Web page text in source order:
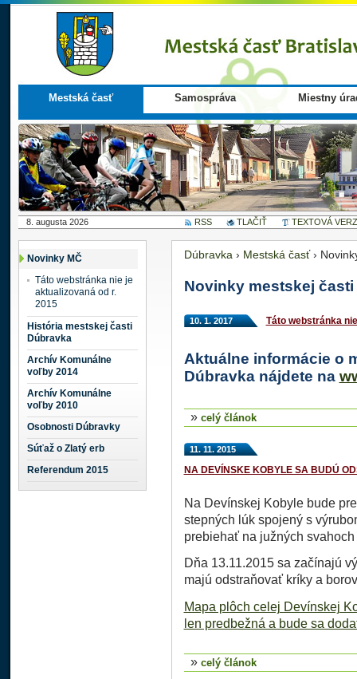
Mestská časť Samospráva Miestny
8. augusta 2026 RSS TLAČIŤ TEXTOVÁ
Novinky MČ
Táto webstránka nie je
aktualizovaná od r.
2015
História mestskej časti
Dúbravka
Archív Komunálne
voľby 2014
Archív Komunálne
voľby 2010
Osobnosti Dúbravky
Súťaž o Zlatý erb
Referendum 2015
Dúbravka › Mestská časť›
Novinky mestskej
10. 1. 2017 Táto webstránka
Aktuálne informácie o
Dúbravka nájdete na
» celý článok
11. 11. 2015
NA DEVÍNSKE KOBYLE SA BUDÚ
Na Devínskej Kobyle bude
stepných lúk spojený s
prebiehať na južných
Dňa 13.11.2015 sa začínajú
majú odstraňovať kríky a
Mapa plôch celej Devínskej
len predbežná a bude sa
» celý článok